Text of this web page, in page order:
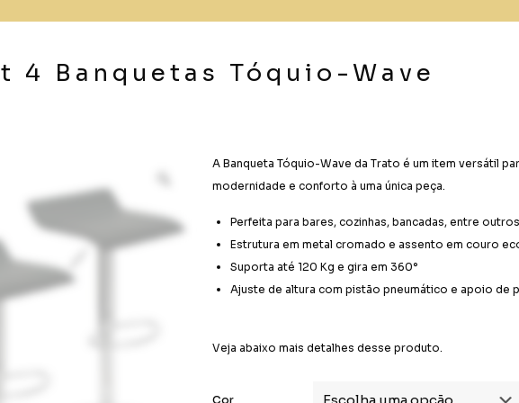
4 Banquetas Tóquio-Wave
A Banqueta Tóquio-Wave da Trato é um item versátil
modernidade e conforto à uma única peça.
Perfeita para bares, cozinhas, bancadas, entre outros
Estrutura em metal cromado e assento em couro
Suporta até 120 Kg e gira em 360°
Ajuste de altura com pistão pneumático e apoio de
Veja abaixo mais detalhes desse produto.
Cor